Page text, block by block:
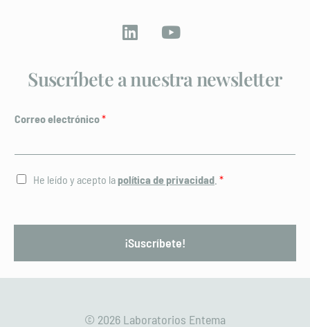
Suscríbete a nuestra newsletter
Correo electrónico*
C
a
He leído y acepto lapolítica de privacidad *
¡Suscríbete!
© 2026 Laboratorios Entema